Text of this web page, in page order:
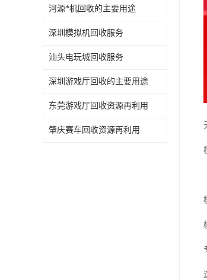
河源*机回收的主要用途
深圳模拟机回收服务
汕头电玩城回收服务
深圳游戏厅回收的主要用途
东莞游戏厅回收资源再利用
肇庆赛车回收资源再利用